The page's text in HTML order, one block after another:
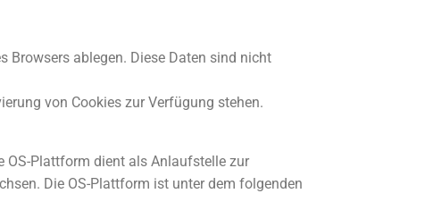
Browsers ablegen. Diese Daten sind nicht
von Cookies zur Verfügung stehen.
OS-Plattform dient als Anlaufstelle zur
Die OS-Plattform ist unter dem folgenden